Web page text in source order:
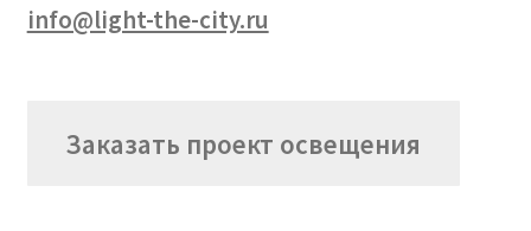
info@light-the-city.ru
Заказать проект освещения